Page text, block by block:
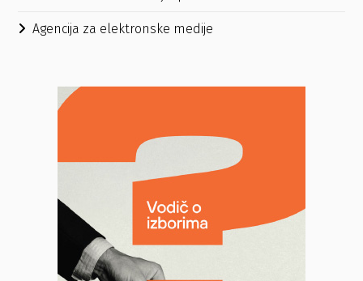
Agencija za elektronske medije